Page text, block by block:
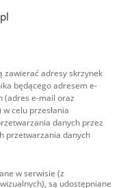
zawierać adresy skrzynek
będącego adresem e-
(adres e-mail oraz
celu przesłania
danych przez
przetwarzania danych
w serwisie (z
są udostępniane